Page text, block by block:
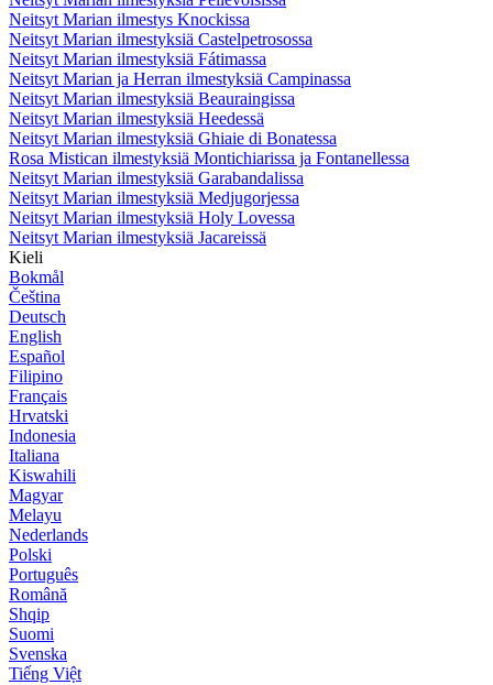
Neitsyt Marian ilmestys Knockissa
Neitsyt Marian ilmestyksiä Castelpetrosossa
Neitsyt Marian ilmestyksiä Fátimassa
Neitsyt Marian ja Herran ilmestyksiä Campinassa
Neitsyt Marian ilmestyksiä Beauraingissa
Neitsyt Marian ilmestyksiä Heedessä
Neitsyt Marian ilmestyksiä Ghiaie di Bonatessa
Rosa Mistican ilmestyksiä Montichiarissa ja Fontanellessa
Neitsyt Marian ilmestyksiä Garabandalissa
Neitsyt Marian ilmestyksiä Medjugorjessa
Neitsyt Marian ilmestyksiä Holy Lovessa
Neitsyt Marian ilmestyksiä Jacareissä
Kieli
Bokmål
Čeština
Deutsch
English
Español
Filipino
Français
Hrvatski
Indonesia
Italiana
Kiswahili
Magyar
Melayu
Nederlands
Polski
Português
Română
Shqip
Suomi
Svenska
Tiếng Việt